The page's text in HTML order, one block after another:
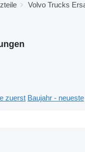
Volvo Trucks
zuerst Baujahr - neueste